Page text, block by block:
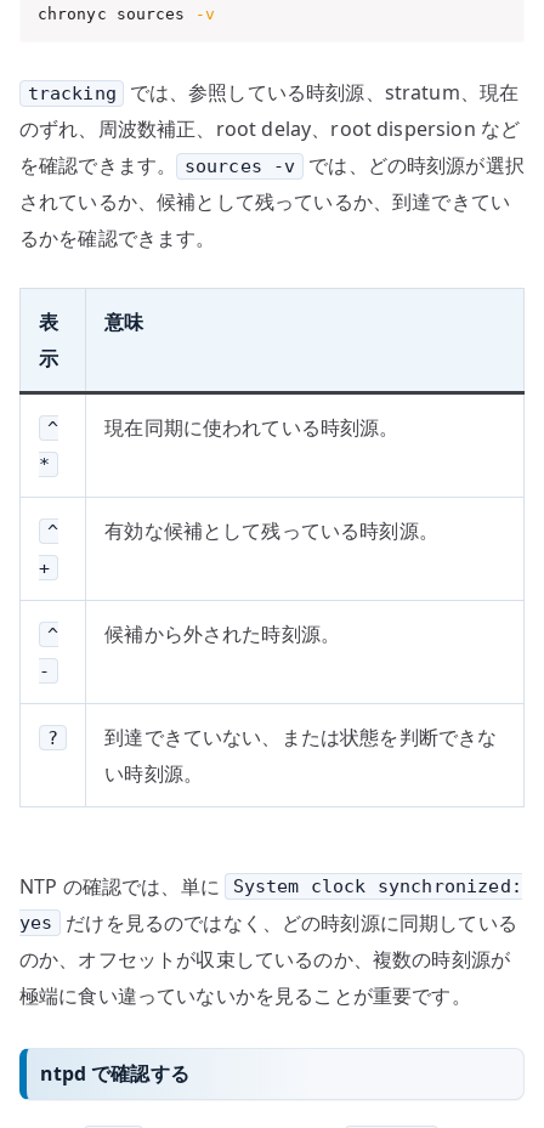
chronyc sources
-v
tracking
では、参照している時刻源、stratum、現在
のずれ、周波数補正、root delay、root dispersion など
を確認できます。
sources -v
では、どの時刻源が選択
されているか、候補として残っているか、到達できてい
るかを確認できます。
表
示
意味
^
*
現在同期に使われている時刻源。
^
+
有効な候補として残っている時刻源。
^
-
候補から外された時刻源。
?
到達できていない、または状態を判断できな
い時刻源。
NTP の確認では、単に
System clock synchronized:
yes
だけを見るのではなく、どの時刻源に同期している
のか、オフセットが収束しているのか、複数の時刻源が
極端に食い違っていないかを見ることが重要です。
ntpd で確認する